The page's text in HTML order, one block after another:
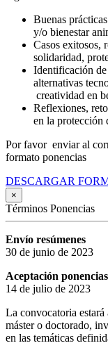
Buenas
y/o bienestar
Casos exitosos,
solidaridad,
Identificación de
alternativas
creatividad en
Reflexiones,
en la protección
Por favor enviar al
formato ponencias
DESCARGAR
×
Términos Ponencias
Envío resúmenes
30 de junio de 2023
Aceptación ponencias
14 de julio de 2023
La convocatoria estará
máster o doctorado,
en las temáticas